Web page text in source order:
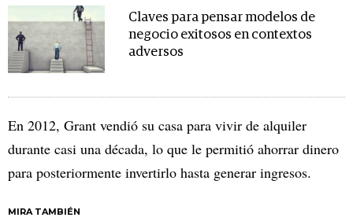
Claves para pensar modelos de
negocio exitosos en contextos
adversos
En 2012, Grant vendió su casa para vivir de alquiler
durante casi una década, lo que le permitió ahorrar dinero
para posteriormente invertirlo hasta generar ingresos.
MIRA TAMBIÉN